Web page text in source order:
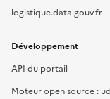
logistique.data.gouv.fr
Développement
API du portail
Moteur open source :